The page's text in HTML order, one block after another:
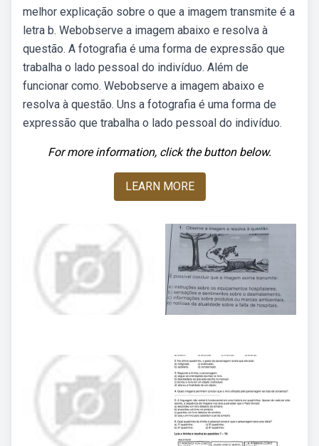
melhor explicação sobre o que a imagem transmite é a
letra b. Webobserve a imagem abaixo e resolva à
questão. A fotografia é uma forma de expressão que
trabalha o lado pessoal do indivíduo. Além de
funcionar como. Webobserve a imagem abaixo e
resolva à questão. Uns a fotografia é uma forma de
expressão que trabalha o lado pessoal do indivíduo.
For more information, click the button below.
LEARN MORE